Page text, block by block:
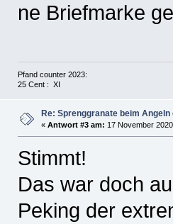
ne Briefmarke
Pfand counter 2023:
25 Cent : XI
Re: Sprenggranate beim
« Antwort #3 am: 17 November
Stimmt!
Das war doch
Peking der